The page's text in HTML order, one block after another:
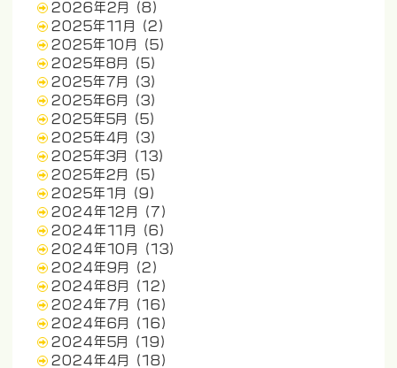
2026年2月
(8)
2025年11月
(2)
2025年10月
(5)
2025年8月
(5)
2025年7月
(3)
2025年6月
(3)
2025年5月
(5)
2025年4月
(3)
2025年3月
(13)
2025年2月
(5)
2025年1月
(9)
2024年12月
(7)
2024年11月
(6)
2024年10月
(13)
2024年9月
(2)
2024年8月
(12)
2024年7月
(16)
2024年6月
(16)
2024年5月
(19)
2024年4月
(18)